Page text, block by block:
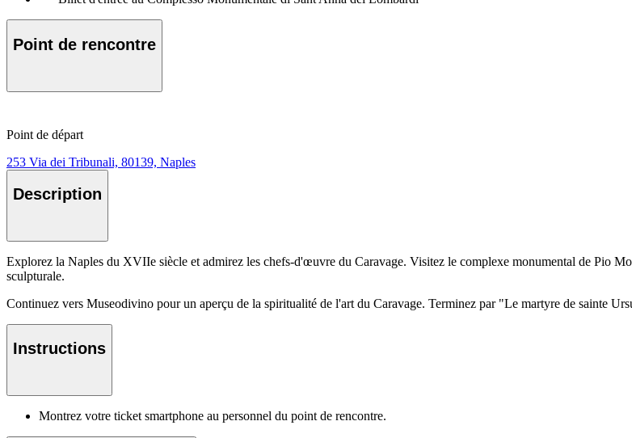
Point de rencontre
Point de départ
253 Via dei Tribunali, 80139, Naples
Description
Explorez la Naples du XVIIe siècle et admirez les chefs-d'œuvre du Caravage. Visitez le complexe monumental de Pio
sculpturale.
Continuez vers Museodivino pour un aperçu de la spiritualité de l'art du Caravage. Terminez par "Le martyre de sainte
Instructions
Montrez votre ticket smartphone au personnel du point de rencontre.